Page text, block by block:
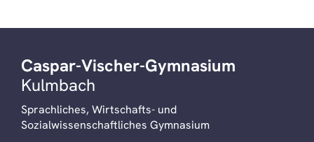
Caspar-Vischer-Gymnasium
Kulmbach
Sprachliches, Wirtschafts- und
Sozialwissenschaftliches Gymnasium